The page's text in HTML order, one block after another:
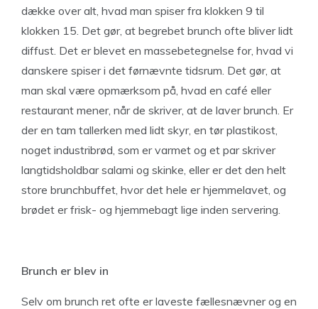
dække over alt, hvad man spiser fra klokken 9 til
klokken 15. Det gør, at begrebet brunch ofte bliver lidt
diffust. Det er blevet en massebetegnelse for, hvad vi
danskere spiser i det førnævnte tidsrum. Det gør, at
man skal være opmærksom på, hvad en café eller
restaurant mener, når de skriver, at de laver brunch. Er
der en tam tallerken med lidt skyr, en tør plastikost,
noget industribrød, som er varmet og et par skriver
langtidsholdbar salami og skinke, eller er det den helt
store brunchbuffet, hvor det hele er hjemmelavet, og
brødet er frisk- og hjemmebagt lige inden servering.
Brunch er blev in
Selv om brunch ret ofte er laveste fællesnævner og en